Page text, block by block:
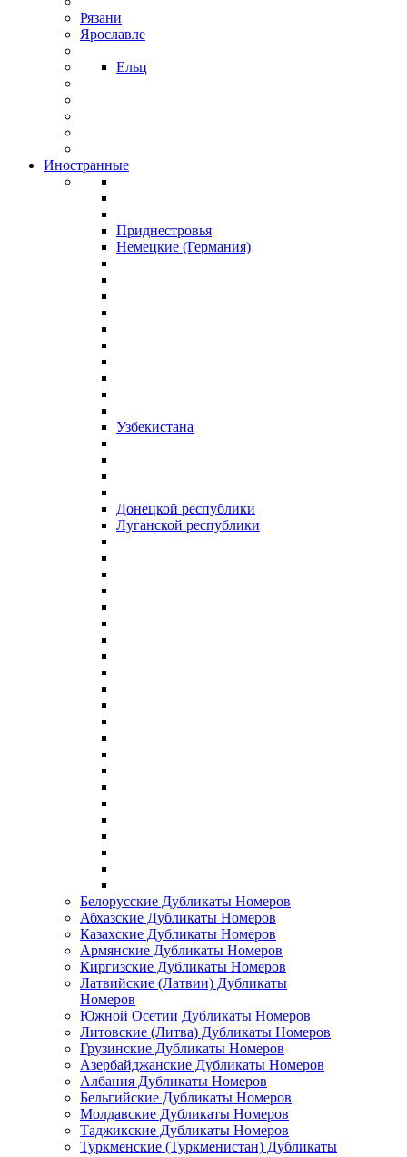
Рязани
Ярославле
Ельц
Иностранные
Приднестровья
Немецкие (Германия)
Узбекистана
Донецкой республики
Луганской республики
Белорусские Дубликаты Номеров
Абхазские Дубликаты Номеров
Казахские Дубликаты Номеров
Армянские Дубликаты Номеров
Киргизские Дубликаты Номеров
Латвийские (Латвии) Дубликаты
Номеров
Южной Осетии Дубликаты Номеров
Литовские (Литва) Дубликаты Номеров
Грузинские Дубликаты Номеров
Азербайджанские Дубликаты Номеров
Албания Дубликаты Номеров
Бельгийские Дубликаты Номеров
Молдавские Дубликаты Номеров
Таджикские Дубликаты Номеров
Туркменские (Туркменистан) Дубликаты